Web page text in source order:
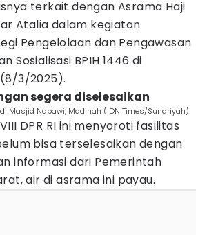
terkait dengan Asrama Haji
Atalia dalam kegiatan
Pengelolaan dan Pengawasan
Sosialisasi BPIH 1446 di
3/2025).
segera diselesaikan
Masjid Nabawi, Madinah (IDN Times/Sunariyah)
DPR RI ini menyoroti fasilitas
bisa terselesaikan dengan
informasi dari Pemerintah
air di asrama ini payau.